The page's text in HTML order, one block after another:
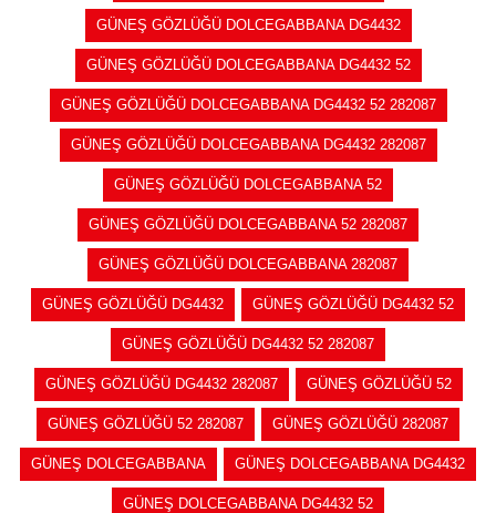
GÜNEŞ GÖZLÜĞÜ DOLCEGABBANA DG4432
GÜNEŞ GÖZLÜĞÜ DOLCEGABBANA DG4432 52
GÜNEŞ GÖZLÜĞÜ DOLCEGABBANA DG4432 52 282087
GÜNEŞ GÖZLÜĞÜ DOLCEGABBANA DG4432 282087
GÜNEŞ GÖZLÜĞÜ DOLCEGABBANA 52
GÜNEŞ GÖZLÜĞÜ DOLCEGABBANA 52 282087
GÜNEŞ GÖZLÜĞÜ DOLCEGABBANA 282087
GÜNEŞ GÖZLÜĞÜ DG4432 GÜNEŞ GÖZLÜĞÜ DG4432 52
GÜNEŞ GÖZLÜĞÜ DG4432 52 282087
GÜNEŞ GÖZLÜĞÜ DG4432 282087 GÜNEŞ GÖZLÜĞÜ 52
GÜNEŞ GÖZLÜĞÜ 52 282087 GÜNEŞ GÖZLÜĞÜ 282087
GÜNEŞ DOLCEGABBANA GÜNEŞ DOLCEGABBANA DG4432
GÜNEŞ DOLCEGABBANA DG4432 52